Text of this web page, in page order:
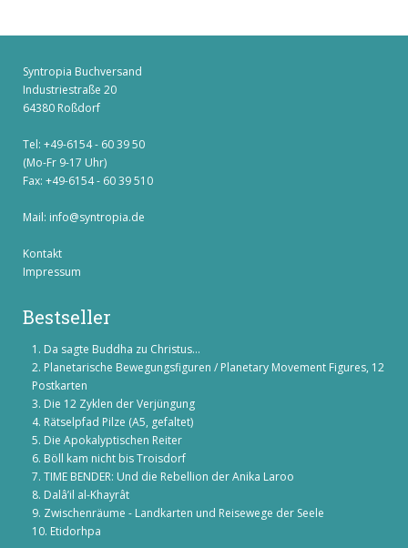
Syntropia Buchversand
Industriestraße 20
64380 Roßdorf
Tel: +49-6154 - 60 39 50
(Mo-Fr 9-17 Uhr)
Fax: +49-6154 - 60 39 510
Mail: info@syntropia.de
Kontakt
Impressum
Bestseller
Da sagte Buddha zu Christus...
Planetarische Bewegungsfiguren / Planetary Movement Figures, 12
Postkarten
Die 12 Zyklen der Verjüngung
Rätselpfad Pilze (A5, gefaltet)
Die Apokalyptischen Reiter
Böll kam nicht bis Troisdorf
TIME BENDER: Und die Rebellion der Anika Laroo
Dalâ’il al-Khayrât
Zwischenräume - Landkarten und Reisewege der Seele
Etidorhpa